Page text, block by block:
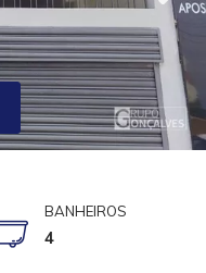
BANHEIROS
4